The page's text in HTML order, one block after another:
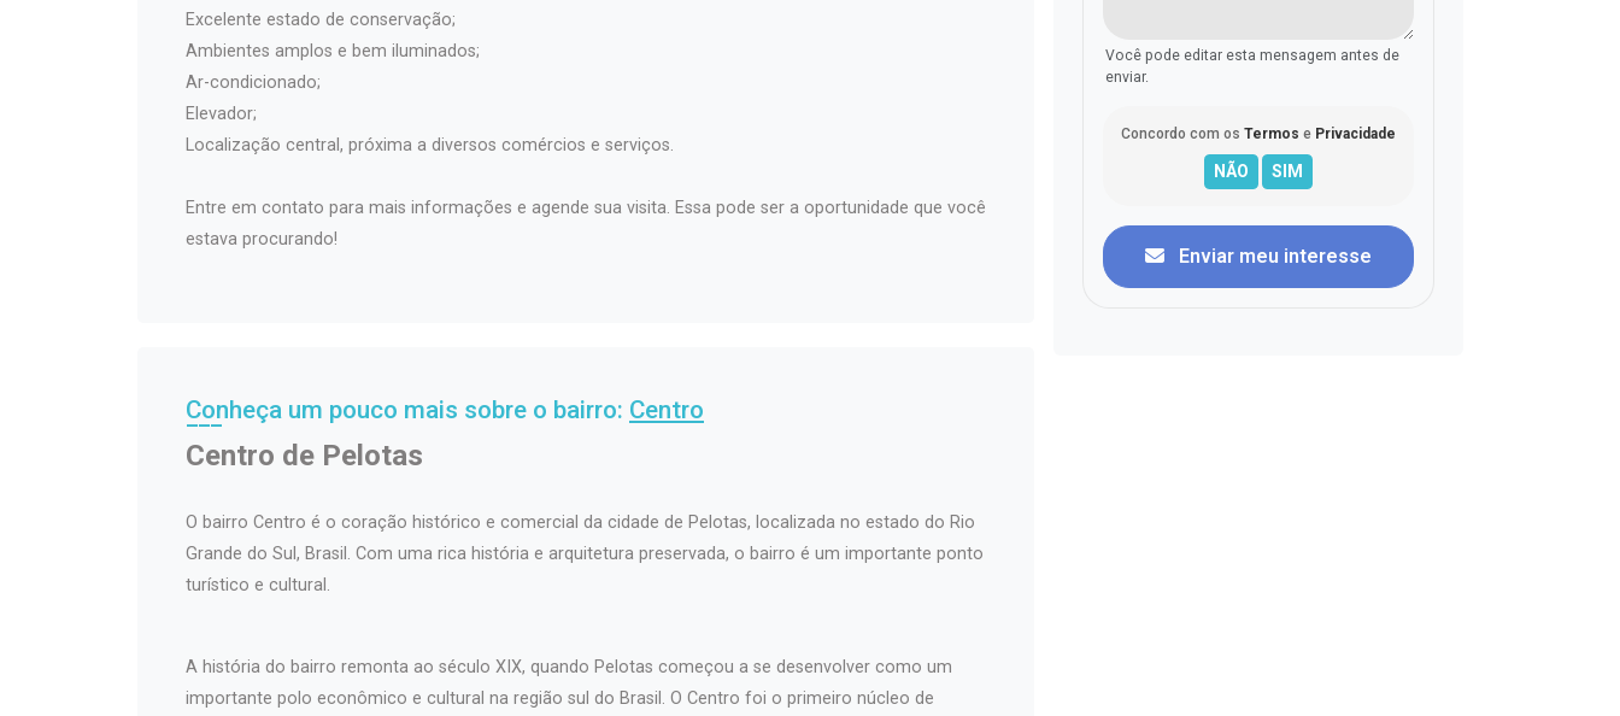
Excelente estado de conservação;
Ambientes amplos e bem iluminados;
Ar-condicionado;
Elevador;
Localização central, próxima a diversos comércios e serviços.
Entre em contato para mais informações e agende sua visita. Essa pode ser a oportunidade que você
estava procurando!
Conheça um pouco mais sobre o bairro: Centro
Centro de Pelotas
O bairro Centro é o coração histórico e comercial da cidade de Pelotas, localizada no estado do Rio
Grande do Sul, Brasil. Com uma rica história e arquitetura preservada, o bairro é um importante ponto
turístico e cultural.
A história do bairro remonta ao século XIX, quando Pelotas começou a se desenvolver como um
importante polo econômico e cultural na região sul do Brasil. O Centro foi o primeiro núcleo de
Você pode editar esta mensagem antes de
enviar.
Concordo com os Termos e Privacidade
Enviar meu interesse